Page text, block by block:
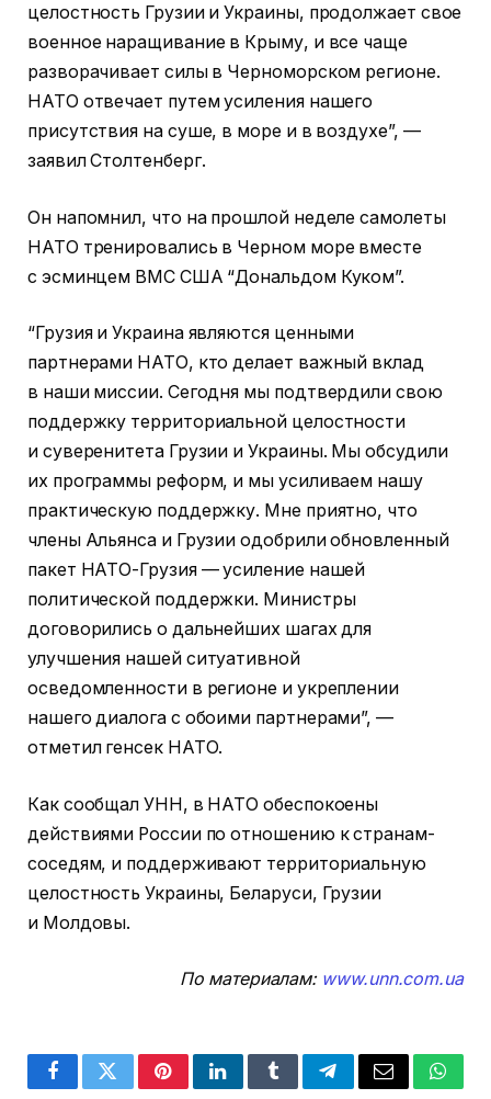
целостность Грузии и Украины, продолжает свое
военное наращивание в Крыму, и все чаще
разворачивает силы в Черноморском регионе.
НАТО отвечает путем усиления нашего
присутствия на суше, в море и в воздухе”, —
заявил Столтенберг.
Он напомнил, что на прошлой неделе самолеты
НАТО тренировались в Черном море вместе
с эсминцем ВМС США “Дональдом Куком”.
“Грузия и Украина являются ценными
партнерами НАТО, кто делает важный вклад
в наши миссии. Сегодня мы подтвердили свою
поддержку территориальной целостности
и суверенитета Грузии и Украины. Мы обсудили
их программы реформ, и мы усиливаем нашу
практическую поддержку. Мне приятно, что
члены Альянса и Грузии одобрили обновленный
пакет НАТО-Грузия — усиление нашей
политической поддержки. Министры
договорились о дальнейших шагах для
улучшения нашей ситуативной
осведомленности в регионе и укреплении
нашего диалога с обоими партнерами”, —
отметил генсек НАТО.
Как сообщал УНН, в НАТО обеспокоены
действиями России по отношению к странам-
соседям, и поддерживают территориальную
целостность Украины, Беларуси, Грузии
и Молдовы.
По материалам: www.unn.com.ua
FacebookTwitterPinterestLinkedInTumblrTelegramEmail